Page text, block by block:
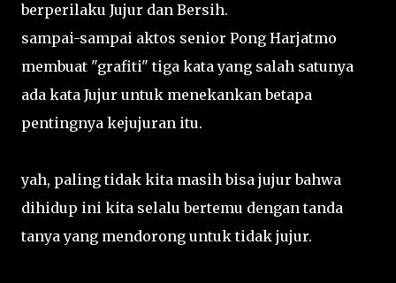
berperilaku Jujur dan Bersih.
sampai-sampai aktos senior Pong Harjatmo
membuat "grafiti" tiga kata yang salah satunya
ada kata Jujur untuk menekankan betapa
pentingnya kejujuran itu.
yah, paling tidak kita masih bisa jujur bahwa
dihidup ini kita selalu bertemu dengan tanda
tanya yang mendorong untuk tidak jujur.